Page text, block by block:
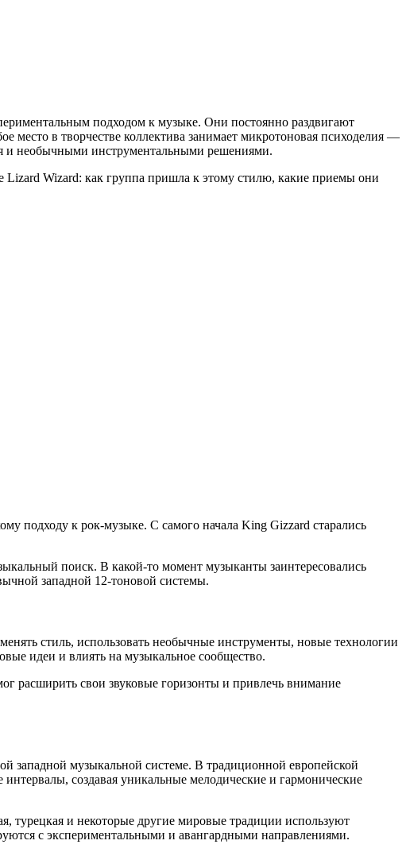
подходом к музыке. Они постоянно раздвигают
в творчестве коллектива занимает микротоновая психоделия —
и необычными инструментальными решениями.
Lizard Wizard: как группа пришла к этому стилю, какие приемы они
подходу к рок-музыке. С самого начала King Gizzard старались
поиск. В какой-то момент музыканты заинтересовались
западной 12-тоновой системы.
стиль, использовать необычные инструменты, новые технологии
идеи и влиять на музыкальное сообщество.
расширить свои звуковые горизонты и привлечь внимание
музыкальной системе. В традиционной европейской
создавая уникальные мелодические и гармонические
турецкая и некоторые другие мировые традиции используют
с экспериментальными и авангардными направлениями.